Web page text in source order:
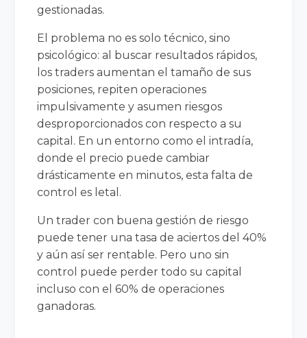
gestionadas.
El problema no es solo técnico, sino
psicológico: al buscar resultados rápidos,
los traders aumentan el tamaño de sus
posiciones, repiten operaciones
impulsivamente y asumen riesgos
desproporcionados con respecto a su
capital. En un entorno como el intradía,
donde el precio puede cambiar
drásticamente en minutos, esta falta de
control es letal.
Un trader con buena gestión de riesgo
puede tener una tasa de aciertos del 40%
y aún así ser rentable. Pero uno sin
control puede perder todo su capital
incluso con el 60% de operaciones
ganadoras.